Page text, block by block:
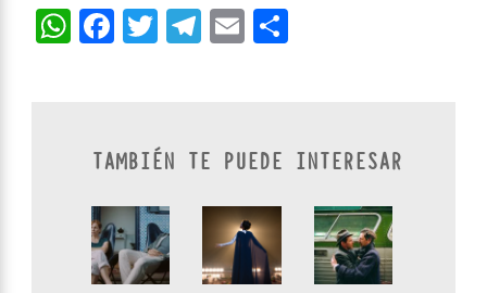
WhatsApp
Facebook
Twitter
Telegram
Email
TAMBIÉN TE PUEDE INTERESAR